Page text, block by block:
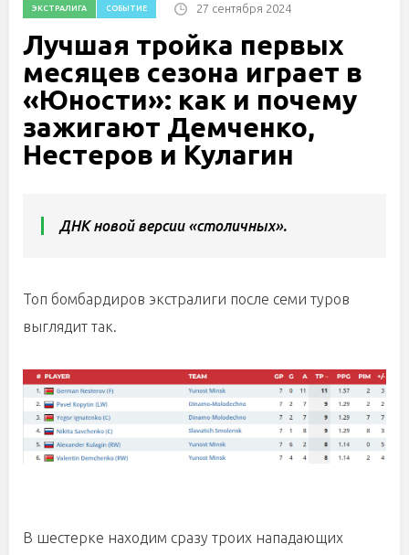
ЭКСТРАЛИГА СОБЫТИЕ 27 сентября 2024
Лучшая тройка первых
месяцев сезона играет в
«Юности»: как и почему
зажигают Демченко,
Нестеров и Кулагин
ДНК новой версии «столичных».
Топ бомбардиров экстралиги после семи туров
выглядит так.
В шестерке находим сразу троих нападающих